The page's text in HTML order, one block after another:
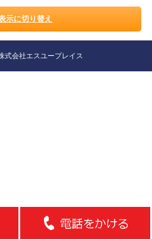
示に切り替え
式会社エスユープレイス